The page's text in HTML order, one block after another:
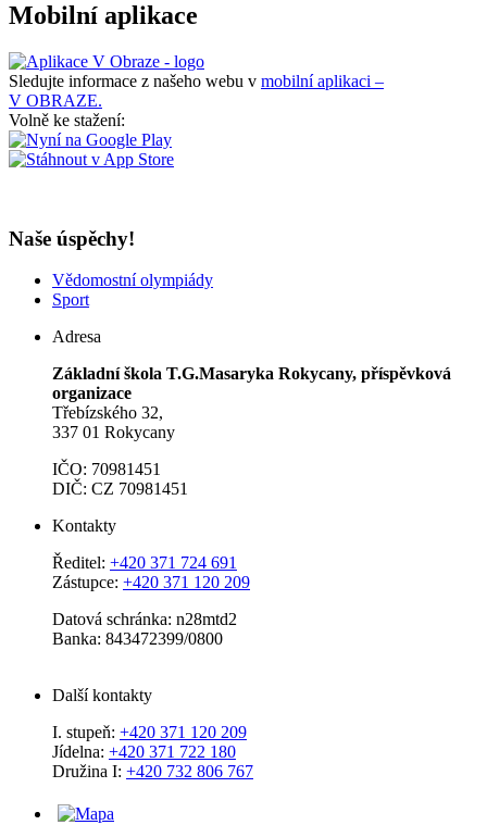
Mobilní aplikace
Sledujte informace z našeho webu v mobilní aplikaci –
V OBRAZE.
Volně ke stažení:
Naše úspěchy!
Vědomostní olympiády
Sport
Adresa
Základní škola T.G.Masaryka Rokycany, příspěvková
organizace
Třebízského 32,
337 01 Rokycany
IČO: 70981451
DIČ: CZ 70981451
Kontakty
Ředitel: +420 371 724 691
Zástupce: +420 371 120 209
Datová schránka: n28mtd2
Banka: 843472399/0800
Další kontakty
I. stupeň: +420 371 120 209
Jídelna: +420 371 722 180
Družina I: +420 732 806 767